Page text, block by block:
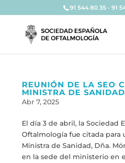
91 544 80 35 - 91
REUNIÓN DE LA SEO
MINISTRA DE SANIDAD
Abr 7, 2025
El día 3 de abril, la Sociedad
Oftalmología fue citada para
Ministra de Sanidad, Dña.
en la sede del ministerio en